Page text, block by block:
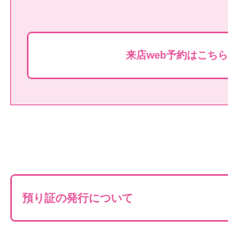
来店web予約はこちら
預り証の発行について